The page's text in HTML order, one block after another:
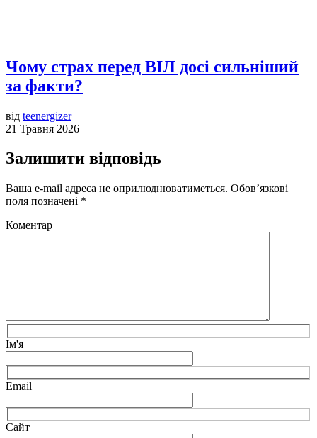
Чому страх перед ВІЛ досі сильніший
за факти?
від teenergizer
21 Травня 2026
Залишити відповідь
Ваша e-mail адреса не оприлюднюватиметься. Обов’язкові
поля позначені *
Коментар
Ім'я
Email
Сайт